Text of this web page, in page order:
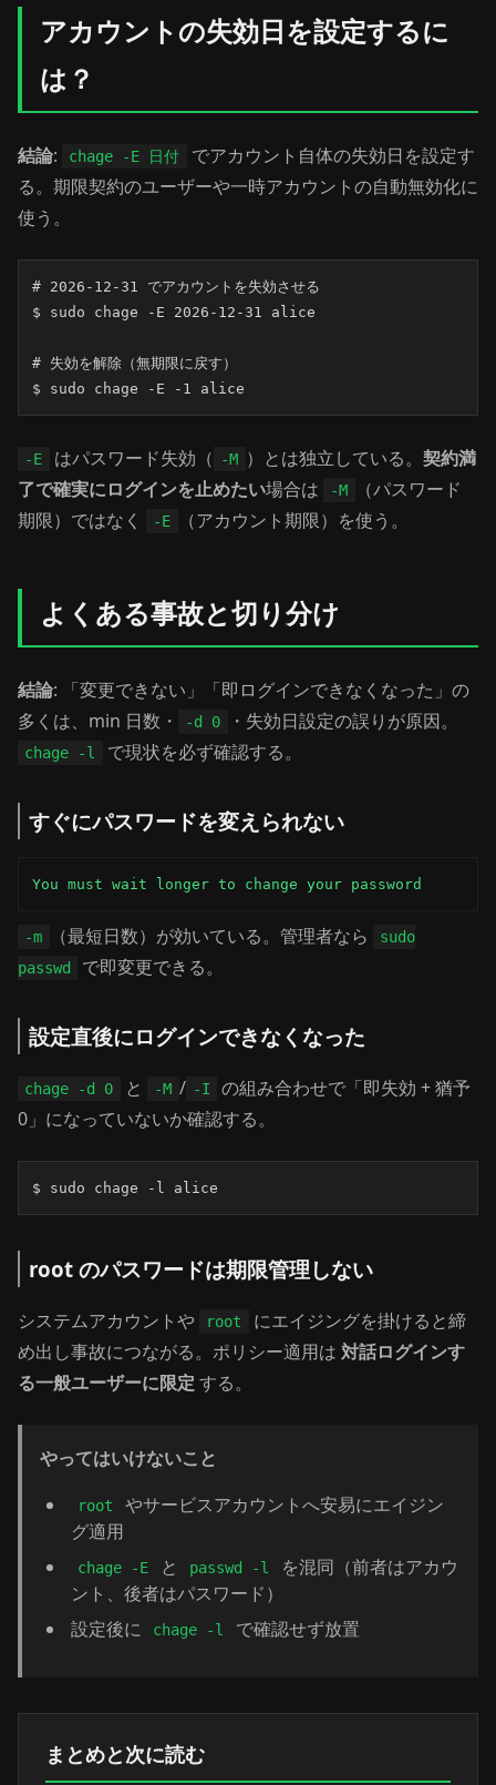
アカウントの失効日を設定するに
は？
結論: chage -E 日付
でアカウント自体の失効日を設定す
る。期限契約のユーザーや一時アカウントの自動無効化に
使う。
# 2026-12-31 でアカウントを失効させる
$ sudo chage -E 2026-12-31 alice
# 失効を解除（無期限に戻す）
$ sudo chage -E -1 alice
-E はパスワード失効（ -M ）とは独立している。 契約満
了で確実にログインを止めたい場合は -M
（パスワード
期限）ではなく
-E （アカウント期限）を使う。
よくある事故と切り分け
結論: 「変更できない」「即ログインできなくなった」の
多くは、min 日数・
-d 0 ・失効日設定の誤りが原因。
chage -l で現状を必ず確認する。
すぐにパスワードを変えられない
You must wait longer to change your password
-m （最短日数）が効いている。管理者なら
sudo
passwd
で即変更できる。
設定直後にログインできなくなった
chage -d 0 と -M / -I
の組み合わせで「即失効 + 猶予
0」になっていないか確認する。
$ sudo chage -l alice
root のパスワードは期限管理しない
システムアカウントや root
にエイジングを掛けると締
め出し事故につながる。ポリシー適用は 対話ログインす
る一般ユーザーに限定 する。
やってはいけないこと
root
やサービスアカウントへ安易にエイジン
グ適用
chage -E と passwd -l
を混同（前者はアカウ
ント、後者はパスワード）
設定後に
chage -l で確認せず放置
まとめと次に読む